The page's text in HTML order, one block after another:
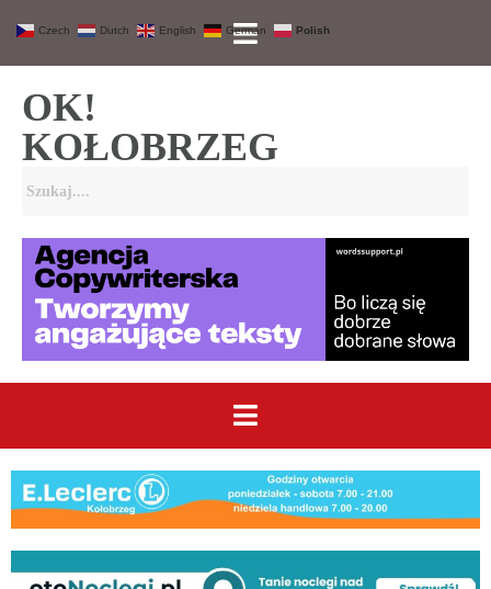
OK!
KOŁOBRZEG
Czech Dutch English German Polish